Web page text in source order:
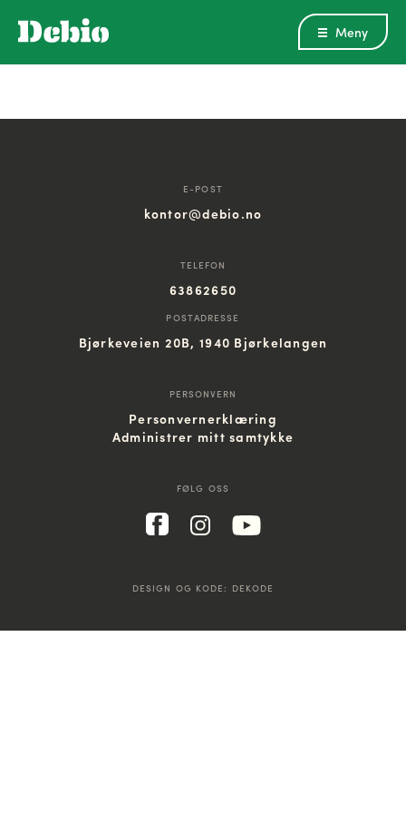
E-POST
kontor@debio.no
TELEFON
63862650
POSTADRESSE
Bjørkeveien 20B, 1940 Bjørkelangen
PERSONVERN
Personvernerklæring
Administrer mitt samtykke
FØLG OSS
DESIGN OG KODE: DEKODE
Meny